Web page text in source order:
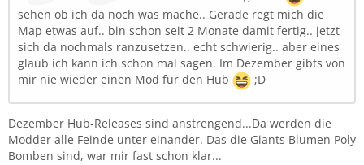
sehen ob ich da noch was mache.. Gerade regt mich die
Map etwas auf.. bin schon seit 2 Monate damit fertig.. jetzt
sich da nochmals ranzusetzen.. echt schwierig.. aber eines
glaub ich kann ich schon mal sagen. Im Dezember gibts von
mir nie wieder einen Mod für den Hub
;D
Dezember Hub-Releases sind anstrengend...Da werden die
Modder alle Feinde unter einander. Das die Giants Blumen Poly
Bomben sind, war mir fast schon klar...